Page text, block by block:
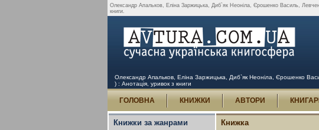
Олександр Апальков, Еліна Заржицька, Диб`як Неоніла, Єрошенко Василь,
книги.
Олександр Апальков, Еліна Заржицька, Диб`як Неоніла, Єрошенко
) : Анотація, уривок з книги
ГОЛОВНА КНИЖКИ АВТОРИ
Книжки за жанрами Книжка